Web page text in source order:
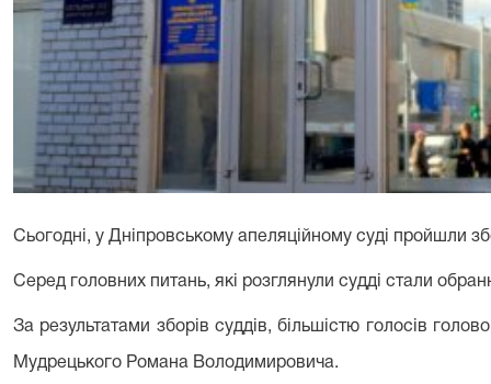
Сьогодні, у Дніпровському апеляційному суді пройшли
Серед головних питань, які розглянули судді стали
За результатами зборів суддів, більшістю голосів
Мудрецького Романа Володимировича.